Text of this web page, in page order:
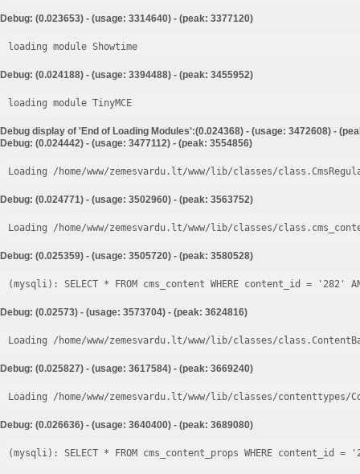
Debug: (0.023653) - (usage: 3314640) - (peak: 3377120)
loading module Showtime
Debug: (0.024188) - (usage: 3394488) - (peak: 3455952)
loading module TinyMCE
Debug display of 'End of Loading Modules':(0.024368) - (usage: 3472608) -
Debug: (0.024442) - (usage: 3477112) - (peak: 3554856)
Loading /home/www/zemesvardu.lt/www/lib/classes/
Debug: (0.024771) - (usage: 3502960) - (peak: 3563752)
Loading /home/www/zemesvardu.lt/www/lib/classes/
Debug: (0.025359) - (usage: 3505720) - (peak: 3580528)
Debug: (0.02573) - (usage: 3573704) - (peak: 3624816)
Loading /home/www/zemesvardu.lt/www/lib/classes/
Debug: (0.025827) - (usage: 3617584) - (peak: 3669240)
Loading /home/www/zemesvardu.lt/www/lib/classes/
Debug: (0.026636) - (usage: 3640400) - (peak: 3689080)